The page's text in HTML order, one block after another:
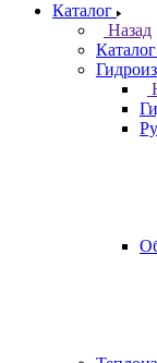
Каталог
Назад
Каталог